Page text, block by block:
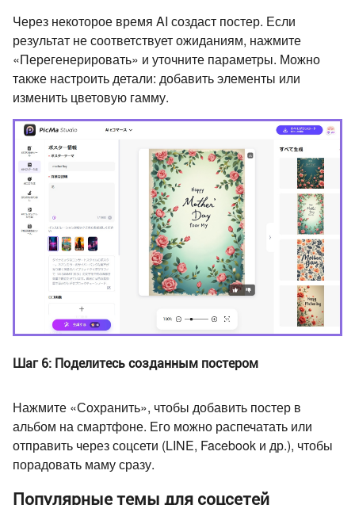
Через некоторое время AI создаст постер. Если
результат не соответствует ожиданиям, нажмите
«Перегенерировать» и уточните параметры. Можно
также настроить детали: добавить элементы или
изменить цветовую гамму.
Шаг 6: Поделитесь созданным постером
Нажмите «Сохранить», чтобы добавить постер в
альбом на смартфоне. Его можно распечатать или
отправить через соцсети (LINE, Facebook и др.), чтобы
порадовать маму сразу.
Популярные темы для соцсетей